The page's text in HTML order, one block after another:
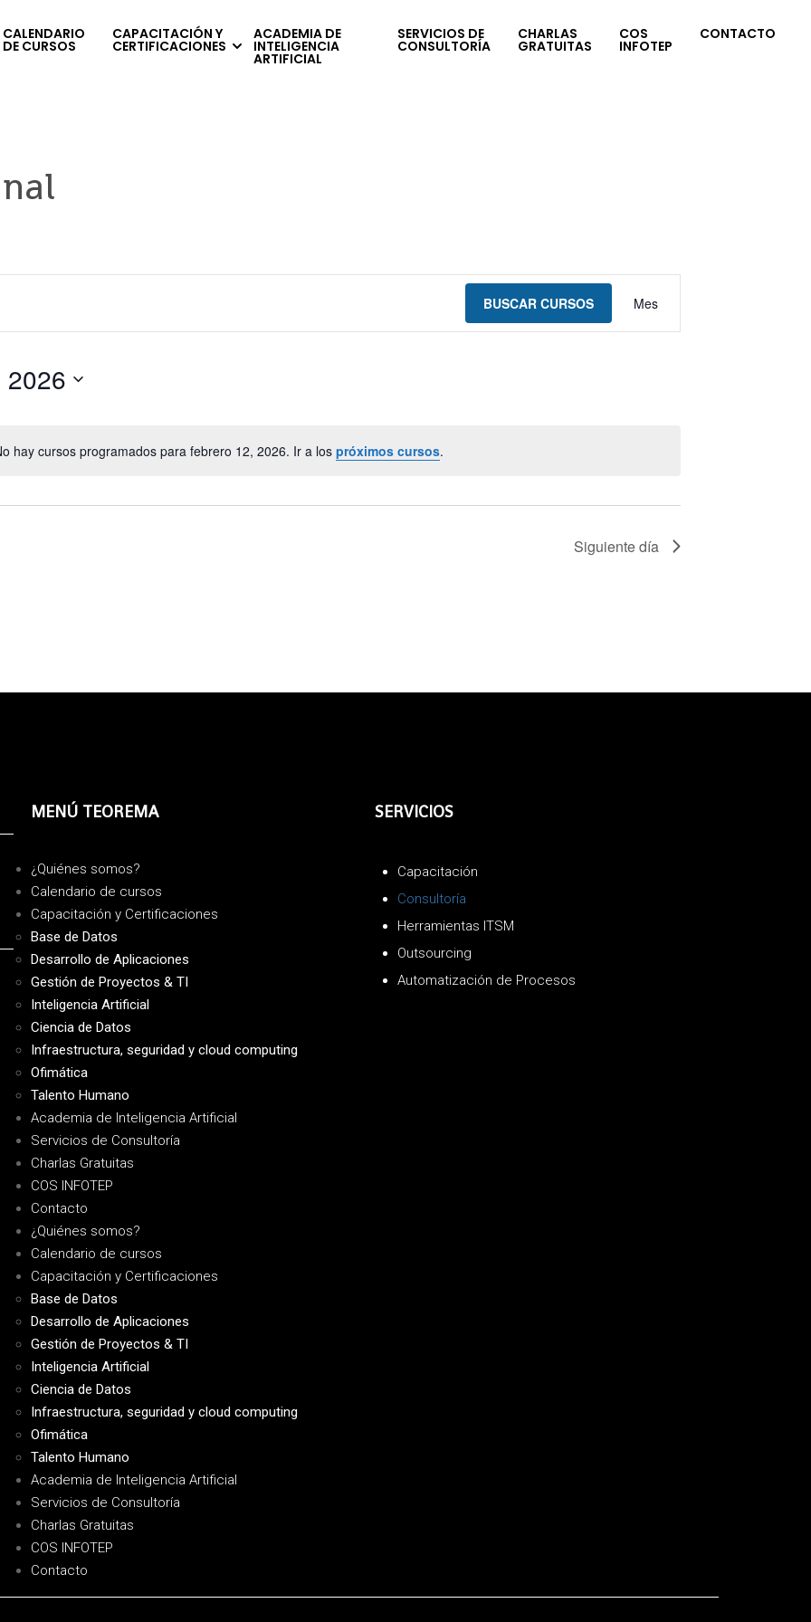
CALENDARIO
DE CURSOS
CAPACITACIÓN Y
CERTIFICACIONES
ACADEMIA DE
INTELIGENCIA
ARTIFICIAL
SERVICIOS DE
CONSULTORÍA
CHARLAS
GRATUITAS
COS
INFOTEP
CONTACTO
hay cursos programados para febrero 12, 2026. Ir a los próximos cursos.
BUSCAR CURSOS Mes
2026
Siguiente día
MENÚ TEOREMA
¿Quiénes somos?
Calendario de cursos
Capacitación y Certificaciones
Base de Datos
Desarrollo de Aplicaciones
Gestión de Proyectos & TI
Inteligencia Artificial
Ciencia de Datos
Infraestructura, seguridad y cloud computing
Ofimática
Talento Humano
Academia de Inteligencia Artificial
Servicios de Consultoría
Charlas Gratuitas
COS INFOTEP
Contacto
¿Quiénes somos?
Calendario de cursos
Capacitación y Certificaciones
Base de Datos
Desarrollo de Aplicaciones
Gestión de Proyectos & TI
Inteligencia Artificial
Ciencia de Datos
Infraestructura, seguridad y cloud computing
Ofimática
Talento Humano
Academia de Inteligencia Artificial
Servicios de Consultoría
Charlas Gratuitas
COS INFOTEP
Contacto
SERVICIOS
Capacitación
Consultoría
Herramientas ITSM
Outsourcing
Automatización de Procesos